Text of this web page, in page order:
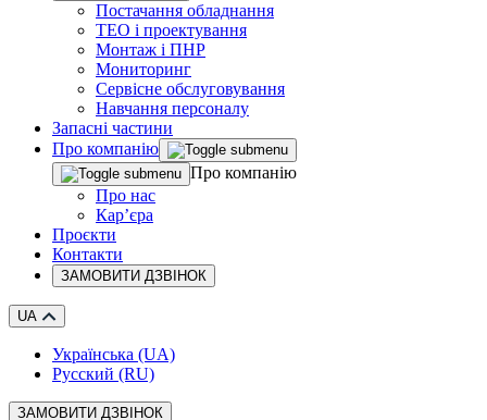
Постачання обладнання
ТЕО і проектування
Монтаж і ПНР
Мониторинг
Сервісне обслуговування
Навчання персоналу
Запасні частини
Про компанію
Про компанію
Про нас
Кар’єра
Проєкти
Контакти
ЗАМОВИТИ ДЗВІНОК
UA
Українська (UA)
Русский (RU)
ЗАМОВИТИ ДЗВІНОК